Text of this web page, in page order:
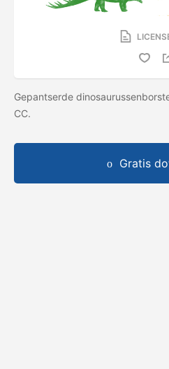
Gepantserde
CC.
Gratis